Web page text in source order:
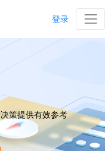
登录
策提供有效参考